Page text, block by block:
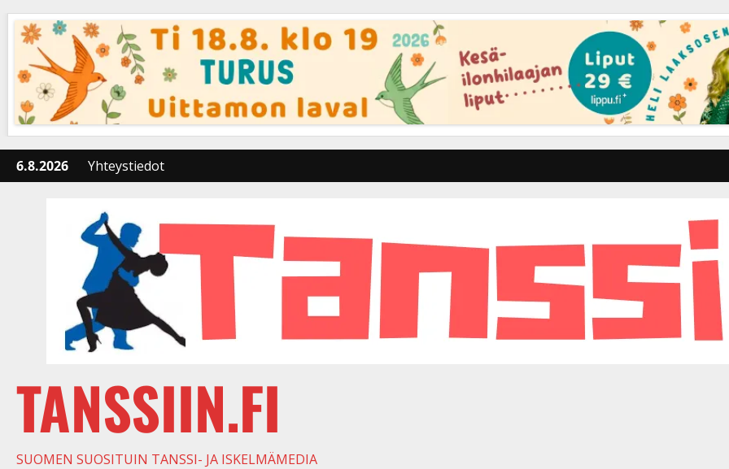
content
6.8.2026 Yhteystiedot
TANSSIIN.FI
SUOMEN SUOSITUIN TANSSI- JA ISKELMÄMEDIA